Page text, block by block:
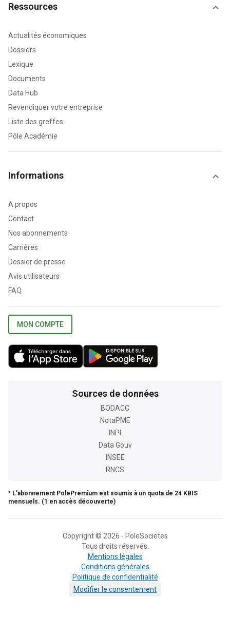
Ressources
Actualités économiques
Dossiers
Lexique
Documents
Data Hub
Revendiquer votre entreprise
Liste des greffes
Pôle Académie
Informations
A propos
Contact
Nos abonnements
Carrières
Dossier de presse
Avis utilisateurs
FAQ
MON COMPTE
Sources de données
BODACC
NotaPME
INPI
Data Gouv
INSEE
RNCS
* L'abonnement PolePremium est soumis à un quota de 24 KBIS
mensuels. (1 en accès découverte)
Copyright © 2026 - PoleSocietes
Tous droits réservés.
Mentions légales
Conditions générales
Politique de confidentialité
Modifier le consentement